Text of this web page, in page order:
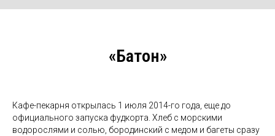
«Батон»
Кафе-пекарня открылась 1 июля 2014-го года, еще до
официального запуска фудкорта. Хлеб с морскими
водорослями и солью, бородинский с медом и багеты сразу